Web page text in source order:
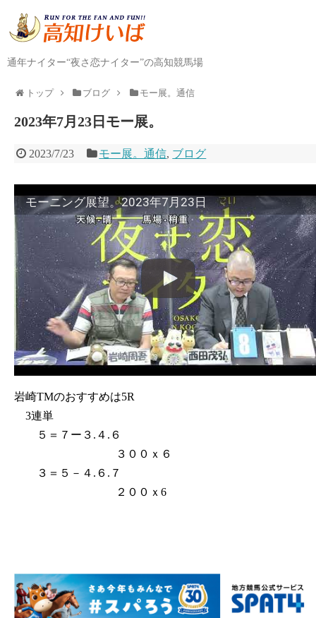
通年ナイター“夜さ恋ナイター”の高知競馬場
トップ ブログ モー展。通信
2023年7月23日モー展。
2023/7/23 モー展。通信, ブログ
モーニング展望。2023年7月23日
岩崎TMのおすすめは5R
3連単
５＝７ー３.４.６
３００ｘ６
３＝５－４.６.７
２００ｘ6